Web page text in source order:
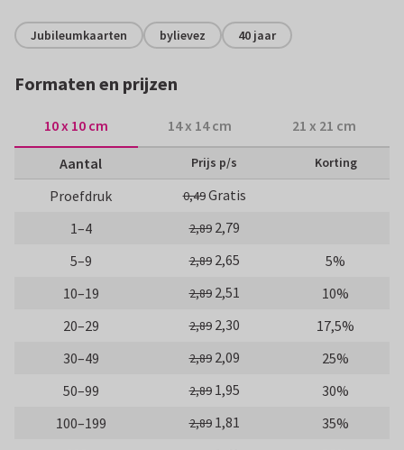
Jubileumkaarten bylievez 40 jaar
Formaten en prijzen
10 x 10 cm 14 x 14 cm 21 x 21 cm
Aantal Prijs p/s Korting
Proefdruk 0,49Gratis
1–4
2,89 2,79
5–9
2,89 2,65
5%
10–19
2,89 2,51
10%
20–29
2,89 2,30
17,5%
30–49
2,89 2,09
25%
50–99
2,89 1,95
30%
100–199
2,89 1,81
35%